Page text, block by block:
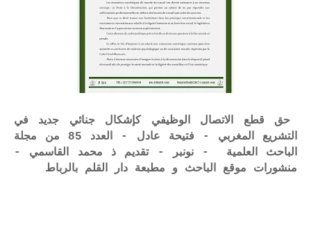
حق قطع الاتصال الوظيفي كإشكال جنائي جديد في
التشريع المغربي - فتيحة عادل - العدد 85 من مجلة
الباحث العلمية - نونبر - تقديم ذ محمد القاسمي -
منشورات موقع الباحث و مطبعة دار القلم بالرباط